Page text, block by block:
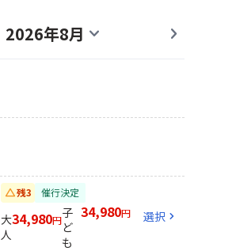
2026年8月 expand_more chevron_right
change_history残3 催行決定
大
人
34,980円子
ど
も
34,980円 選択 chevron_right